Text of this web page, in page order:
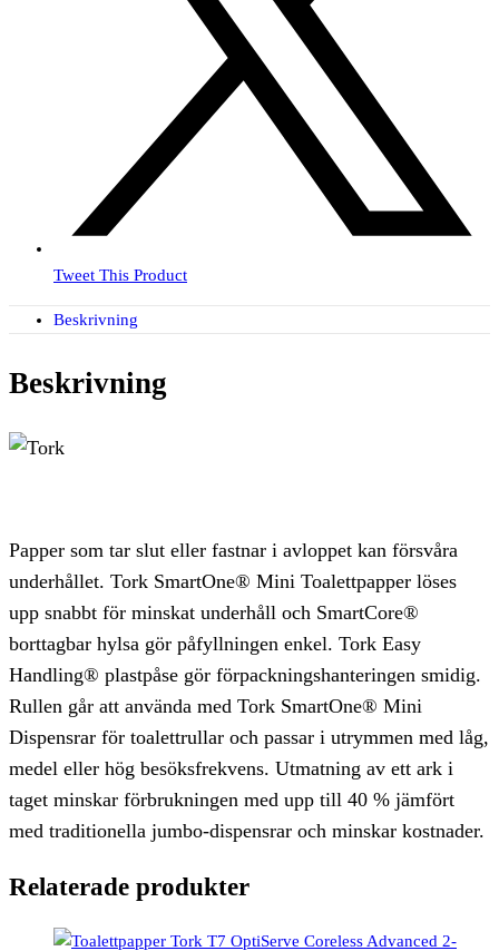
Tweet This Product
Beskrivning
Beskrivning
Papper som tar slut eller fastnar i avloppet kan försvåra
underhållet. Tork SmartOne® Mini Toalettpapper löses
upp snabbt för minskat underhåll och SmartCore®
borttagbar hylsa gör påfyllningen enkel. Tork Easy
Handling® plastpåse gör förpackningshanteringen smidig.
Rullen går att använda med Tork SmartOne® Mini
Dispensrar för toalettrullar och passar i utrymmen med låg,
medel eller hög besöksfrekvens. Utmatning av ett ark i
taget minskar förbrukningen med upp till 40 % jämfört
med traditionella jumbo-dispensrar och minskar kostnader.
Relaterade produkter